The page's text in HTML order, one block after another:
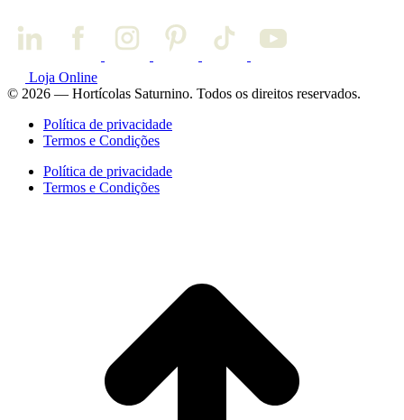
Loja Online
© 2026 — Hortícolas Saturnino. Todos os direitos reservados.
Política de privacidade
Termos e Condições
Política de privacidade
Termos e Condições